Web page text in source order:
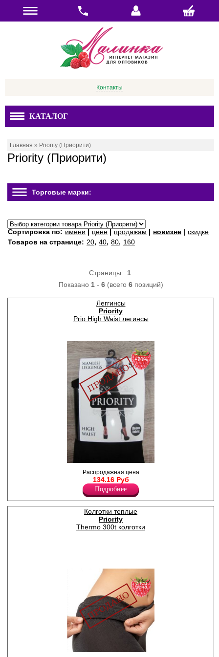
Контакты
КАТАЛОГ
Главная » Priority (Приорити)
Priority (Приорити)
Торговые марки:
Сортировка по: имени | цене | продажам | новизне | скидке
Товаров на странице: 20, 40, 80, 160
Страницы: 1
Показано 1- 6(всего 6позиций)
Леггинсы
Priority
Prio High Waist легинсы
Легинсы женские с
термоэффектом, с высокой
линией талии, с широкой
резинкой, с мягким ворсом
внутри. Отсутствие швов
спереди и сзади.
Ромбовидная ластовица.
Полиэстер 90%
Спандекс 10%
−70%
Распродажная цена
134.16 Руб
Подробнее
Колготки теплые
Priority
Thermo 300t колготки
спец
цена